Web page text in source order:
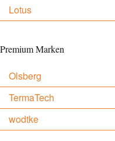
Lotus
Premium Marken
Olsberg
TermaTech
wodtke